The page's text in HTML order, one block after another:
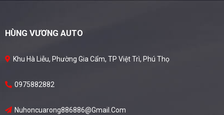
HÙNG VƯƠNG AUTO
Khu Hà Liễu, Phường Gia Cẩm, TP Việt Trì, Phú Thọ
0975882882
Nuhoncuarong886886@gmail.com